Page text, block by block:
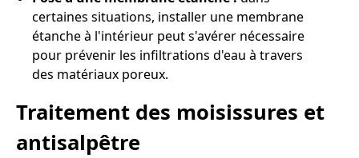
certaines situations, installer une membrane
étanche à l'intérieur peut s'avérer nécessaire
pour prévenir les infiltrations d'eau à travers
des matériaux poreux.
Traitement des moisissures et
antisalpêtre